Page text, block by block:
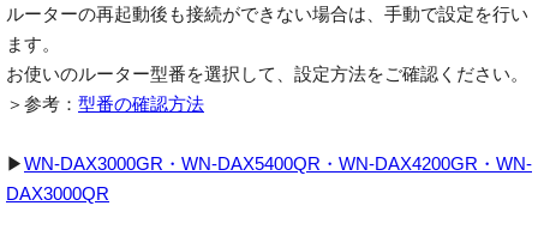
ルーターの再起動後も接続ができない場合は、手動で設定を行い
ます。
お使いのルーター型番を選択して、設定方法をご確認ください。
＞参考： 型番の確認方法
▶WN-DAX3000GR・WN-DAX5400QR・WN-DAX4200GR・WN-
DAX3000QR